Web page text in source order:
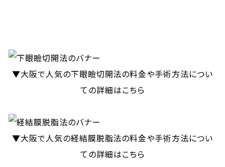
▼大阪で人気の下眼瞼切開法の料金や手術方法につい
ての詳細はこちら
▼大阪で人気の経結膜脱脂法の料金や手術方法につい
ての詳細はこちら